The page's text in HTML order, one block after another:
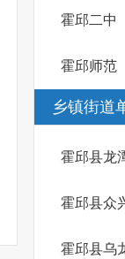
霍邱二中
霍邱师范
乡镇街道
霍邱县龙
霍邱县众
霍邱县乌